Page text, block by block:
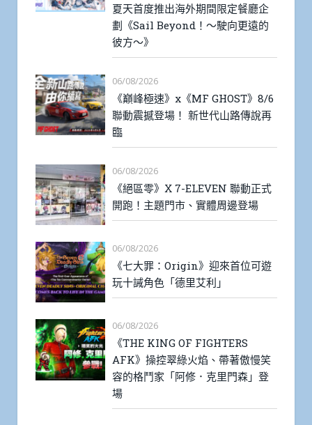
夏天首度推出海外期間限定餐廳企
劃《Sail Beyond！～駛向更遠的
彼方～》
06/08/2026
《巔峰極速》x《MF GHOST》8/6
聯動震撼登場！ 新世代山路傳說再
臨
06/08/2026
《絕區零》X 7-ELEVEN 聯動正式
開跑！主題門市、實體周邊登場
06/08/2026
《七大罪：Origin》迎來首位可遊
玩十誡角色「德里艾利」
06/08/2026
《THE KING OF FIGHTERS
AFK》操控翠綠火焰、帶著傲慢笑
容的格鬥家「阿修．克里門森」登
場